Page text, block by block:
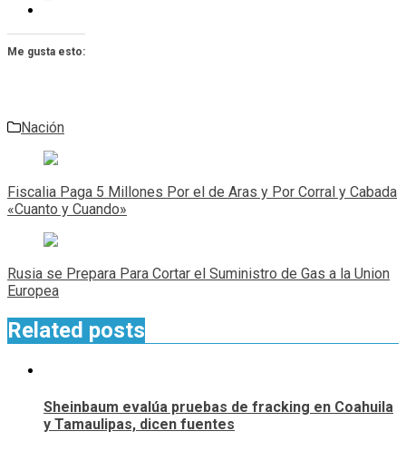
Me gusta esto:
Nación
Navegación
de
entradas
Fiscalia Paga 5 Millones Por el de Aras y Por Corral y Cabada
«Cuanto y Cuando»
Rusia se Prepara Para Cortar el Suministro de Gas a la Union
Europea
Related posts
Sheinbaum evalúa pruebas de fracking en Coahuila
y Tamaulipas, dicen fuentes